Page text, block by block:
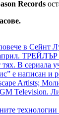
Records
в Сейнт
тях. В
е написан
Artists;
Television.